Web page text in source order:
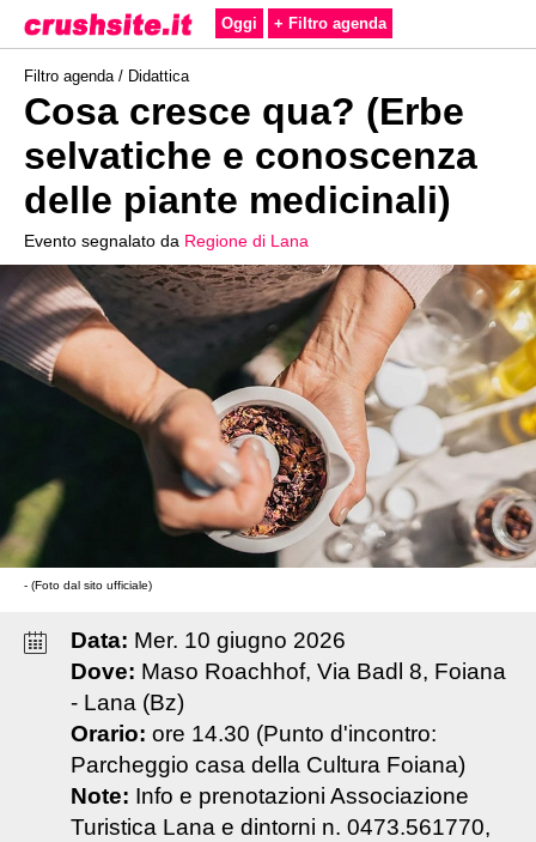
Oggi + Filtro agenda
Filtro agenda / Didattica
Cosa cresce qua? (Erbe
selvatiche e conoscenza
delle piante medicinali)
Evento segnalato da Regione di Lana
- (Foto dal sito ufficiale)
Data: Mer. 10 giugno 2026
Dove: Maso Roachhof, Via Badl 8, Foiana
- Lana (Bz)
Orario: ore 14.30 (Punto d'incontro:
Parcheggio casa della Cultura Foiana)
Note: Info e prenotazioni Associazione
Turistica Lana e dintorni n. 0473.561770,